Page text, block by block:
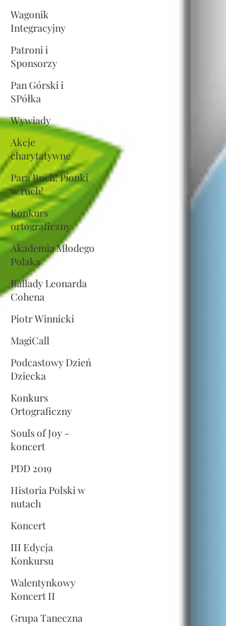
Wagonik
Integracyjny
Patroni i
Sponsorzy
Pan Górski i
SPółka
Wywiady
Akcje
charytatywne
Para Buch! Pionki
w ruch!
Konkurs
ortograficzny
Akademia Młodego
Polaka
Ballady Leonarda
Cohena
Piotr Winnicki
MagiCall
Podcastowy Dzień
Dziecka
Konkurs
Ortograficzny
Souls of Joy -
koncert
PDD 2019
Historia Polski w
nutach
Koncert
III Edycja
Konkursu
Walentynkowy
Koncert II
Grupa Taneczna